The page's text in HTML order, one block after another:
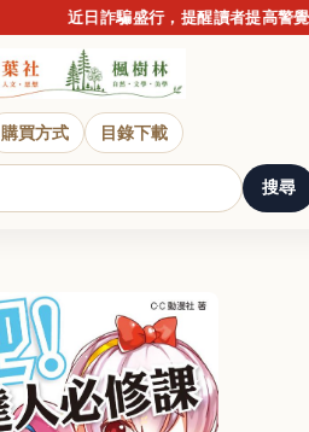
近日詐騙盛行，提醒讀者提高警覺，請
購買方式 目錄下載
搜尋